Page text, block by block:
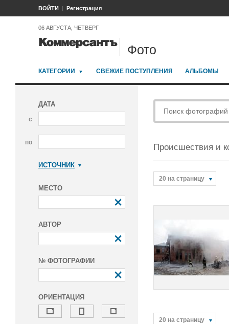
ВОЙТИ Регистрация
06 АВГУСТА, ЧЕТВЕРГ
Фото
КАТЕГОРИИ СВЕЖИЕ ПОСТУПЛЕНИЯ АЛЬБОМЫ
ДАТА
с
по
ИСТОЧНИК
МЕСТО
АВТОР
№ ФОТОГРАФИИ
ОРИЕНТАЦИЯ
Происшествия и
20 на страницу
20 на страницу